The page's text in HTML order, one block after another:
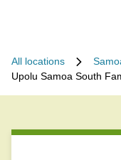
All locations
Upolu Samoa South